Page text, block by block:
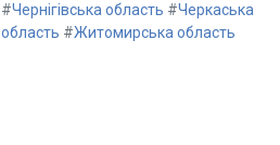
#Чернігівська область #Черкаська
область #Житомирська область